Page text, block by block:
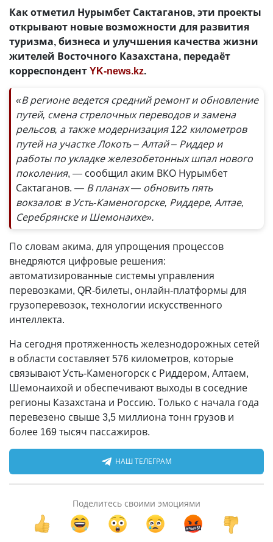
Как отметил Нурымбет Сактаганов, эти проекты
открывают новые возможности для развития
туризма, бизнеса и улучшения качества жизни
жителей Восточного Казахстана, передаёт
корреспондентYK-news.kz.
«В регионе ведется средний ремонт и обновление
путей, смена стрелочных переводов и замена
рельсов, а также модернизация 122 километров
путей на участке Локоть – Алтай – Риддер и
работы по укладке железобетонных шпал нового
поколения, — сообщил аким ВКО Нурымбет
Сактаганов. — В планах — обновить пять
вокзалов: в Усть-Каменогорске, Риддере, Алтае,
Серебрянске и Шемонаихе».
По словам акима, для упрощения процессов
внедряются цифровые решения:
автоматизированные системы управления
перевозками, QR-билеты, онлайн-платформы для
грузоперевозок, технологии искусственного
интеллекта.
На сегодня протяженность железнодорожных сетей
в области составляет 576 километров, которые
связывают Усть-Каменогорск с Риддером, Алтаем,
Шемонаихой и обеспечивают выходы в соседние
регионы Казахстана и Россию. Только с начала года
перевезено свыше 3,5 миллиона тонн грузов и
более 169 тысяч пассажиров.
НАШ ТЕЛЕГРАМ
Поделитесь своими эмоциями